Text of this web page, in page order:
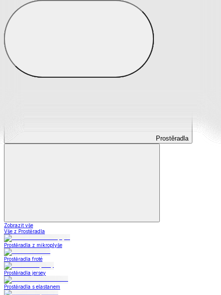
Prostěradla
Prostěradla
Zobrazit vše
Vše z Prostěradla
Prostěradla z mikroplyše
Prostěradla froté
Prostěradla jersey
Prostěradla s elastanem